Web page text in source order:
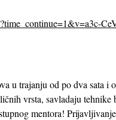
u trajanju od po dva sata
vrsta, savladaju
mentora!